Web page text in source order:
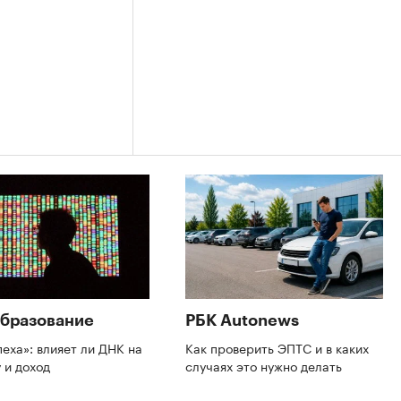
влияет ли ДНК на
и доход
РБК Autonews
Как проверить ЭПТС и в каких
случаях это нужно делать